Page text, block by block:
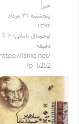
خبر
پنجشنبه ۳۱ مرداد
۱۳۹۲
اوخوماق زامانی: < 1
دقیقه
https://ishiq.net/
?p=6252